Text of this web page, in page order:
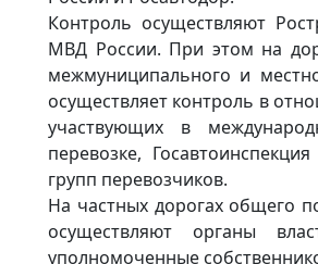
Контроль осуществляют
МВД России. При этом на
межмуниципального и
осуществляет контроль в
участвующих в
перевозке,
групп перевозчиков.
На частных дорогах общего
осуществляют органы
уполномоченные